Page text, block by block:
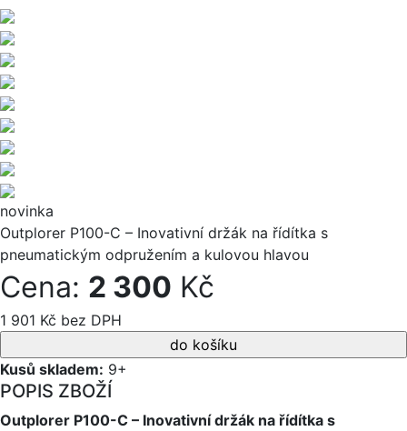
novinka
Outplorer P100-C – Inovativní držák na řídítka s
pneumatickým odpružením a kulovou hlavou
Cena: 2 300 Kč
1 901 Kč bez DPH
Kusů skladem: 9+
POPIS ZBOŽÍ
Outplorer P100-C – Inovativní držák na řídítka s